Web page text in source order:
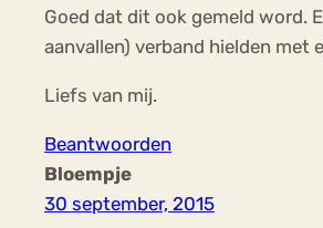
Goed dat dit ook gemeld word.
aanvallen) verband hielden met
Liefs van mij.
Beantwoorden
Bloempje
30 september, 2015